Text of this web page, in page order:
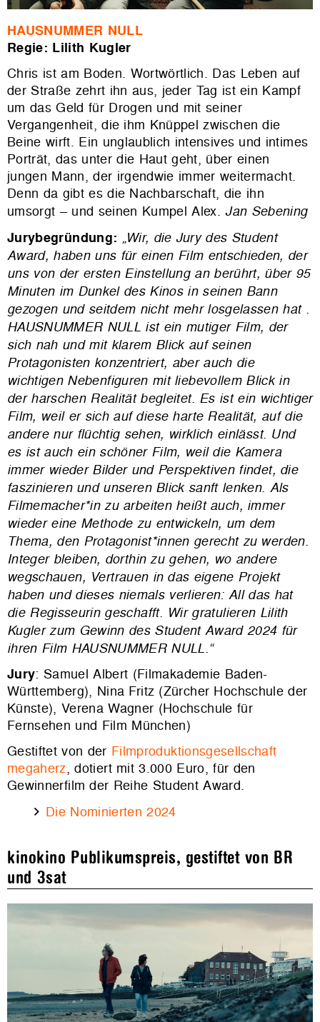
HAUSNUMMER NULL
Regie: Lilith Kugler
Chris ist am Boden. Wortwörtlich. Das Leben auf
der Straße zehrt ihn aus, jeder Tag ist ein Kampf
um das Geld für Drogen und mit seiner
Vergangenheit, die ihm Knüppel zwischen die
Beine wirft. Ein unglaublich intensives und intimes
Porträt, das unter die Haut geht, über einen
jungen Mann, der irgendwie immer weitermacht.
Denn da gibt es die Nachbarschaft, die ihn
umsorgt – und seinen Kumpel Alex.Jan Sebening
Jurybegründung: „Wir, die Jury des Student
Award, haben uns für einen Film entschieden, der
uns von der ersten Einstellung an berührt, über 95
Minuten im Dunkel des Kinos in seinen Bann
gezogen und seitdem nicht mehr losgelassen hat .
HAUSNUMMER NULL ist ein mutiger Film, der
sich nah und mit klarem Blick auf seinen
Protagonisten konzentriert, aber auch die
wichtigen Nebenfiguren mit liebevollem Blick in
der harschen Realität begleitet. Es ist ein wichtiger
Film, weil er sich auf diese harte Realität, auf die
andere nur flüchtig sehen, wirklich einlässt. Und
es ist auch ein schöner Film, weil die Kamera
immer wieder Bilder und Perspektiven findet, die
faszinieren und unseren Blick sanft lenken. Als
Filmemacher*in zu arbeiten heißt auch, immer
wieder eine Methode zu entwickeln, um dem
Thema, den Protagonist*innen gerecht zu werden.
Integer bleiben, dorthin zu gehen, wo andere
wegschauen, Vertrauen in das eigene Projekt
haben und dieses niemals verlieren: All das hat
die Regisseurin geschafft. Wir gratulieren Lilith
Kugler zum Gewinn des Student Award 2024 für
ihren Film HAUSNUMMER NULL.“
Jury: Samuel Albert (Filmakademie Baden-
Württemberg), Nina Fritz (Zürcher Hochschule der
Künste), Verena Wagner (Hochschule für
Fernsehen und Film München)
Gestiftet von der Filmproduktionsgesellschaft
megaherz, dotiert mit 3.000 Euro, für den
Gewinnerfilm der Reihe Student Award.
Die Nominierten 2024
kinokino Publikumspreis, gestiftet von BR
und 3sat